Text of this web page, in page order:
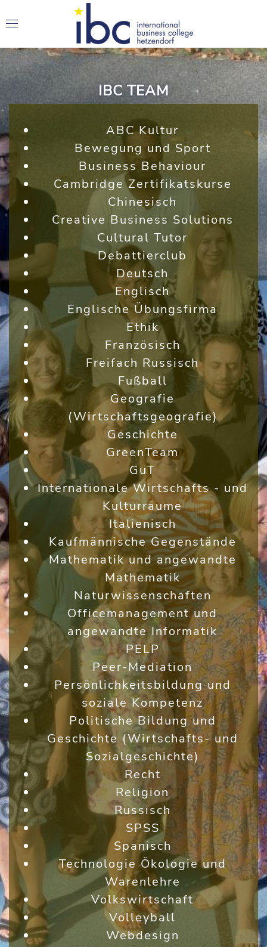
IBC TEAM
ABC Kultur
Bewegung und Sport
Business Behaviour
Cambridge Zertifikatskurse
Chinesisch
Creative Business Solutions
Cultural Tutor
Debattierclub
Deutsch
Englisch
Englische Übungsfirma
Ethik
Französisch
Freifach Russisch
Fußball
Geografie
(Wirtschaftsgeografie)
Geschichte
GreenTeam
GuT
Internationale Wirtschafts - und
Kulturräume
Italienisch
Kaufmännische Gegenstände
Mathematik und angewandte
Mathematik
Naturwissenschaften
Officemanagement und
angewandte Informatik
PELP
Peer-Mediation
Persönlichkeitsbildung und
soziale Kompetenz
Politische Bildung und
Geschichte (Wirtschafts- und
Sozialgeschichte)
Recht
Religion
Russisch
SPSS
Spanisch
Technologie Ökologie und
Warenlehre
Volkswirtschaft
Volleyball
Webdesign